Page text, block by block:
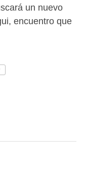
un nuevo
encuentro que